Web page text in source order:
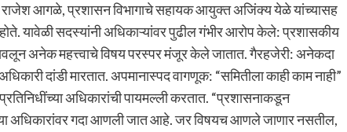
राजेश आगळे, प्रशासन विभागाचे सहायक आयुक्त अजिंक्य येळे यांच्यासह
यावेळी सदस्यांनी अधिकाऱ्यांवर पुढील गंभीर आरोप केले: प्रशासकीय
अनेक महत्त्वाचे विषय परस्पर मंजूर केले जातात. गैरहजेरी: अनेकदा
अधिकारी दांडी मारतात. अपमानास्पद वागणूक: “समितीला काही काम नाही”
अधिकारांची पायमल्ली करतात. “प्रशासनाकडून
अधिकारांवर गदा आणली जात आहे. जर विषयच आणले जाणार नसतील,